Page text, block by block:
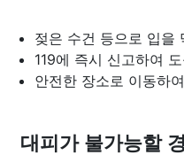
젖은 수건 등으로 입을
119에 즉시 신고하여
안전한 장소로 이동하
대피가 불가능할